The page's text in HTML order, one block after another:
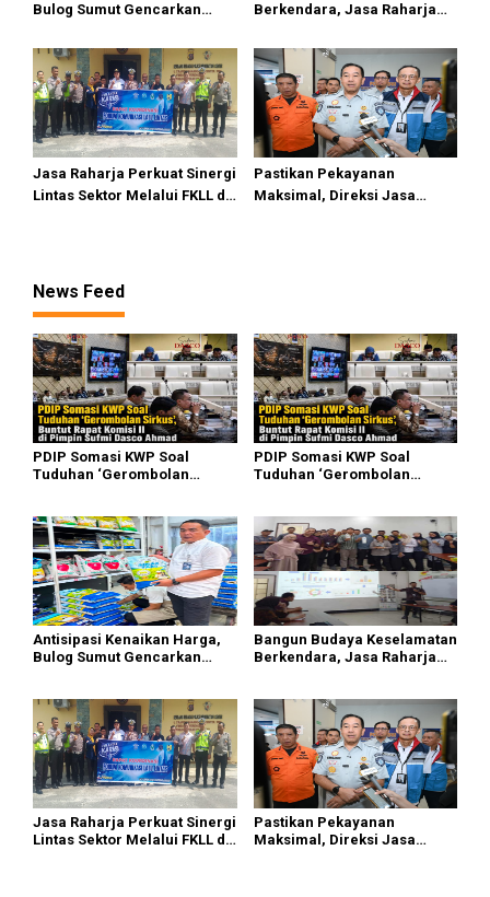
Bulog Sumut Gencarkan
Premium
Berkendara, Jasa Raharja
Pasifik Medan Industri
Jasa Raharja Perkuat Sinergi
Lintas Sektor Melalui FKLL di
Pastikan Pekayanan
Maksimal, Direksi Jasa
News Feed
PDIP Somasi KWP Soal
Tuduhan ‘Gerombolan
Ahmad
PDIP Somasi KWP Soal
Tuduhan ‘Gerombolan
Ahmad
Antisipasi Kenaikan Harga,
Bulog Sumut Gencarkan
Bangun Budaya Keselamatan
Berkendara, Jasa Raharja
Jasa Raharja Perkuat Sinergi
Lintas Sektor Melalui FKLL di
Pastikan Pekayanan
Maksimal, Direksi Jasa